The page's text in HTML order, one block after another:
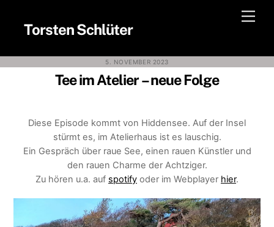
contentTorsten Schlüter
5. NOVEMBER 2023
Tee im Atelier – neue Folge
Diese Episode kommt von Hiddensee. Auf der Insel
stürmt es, im Atelierhaus ist es lauschig.
Ein Gespräch über raue See, einen rauen Künstler und
den rauen Charme der Achtziger.
Zu hören u.a. auf spotify oder im Webplayer hier.